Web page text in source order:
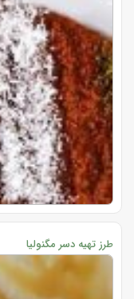
طرز تهیه دسر مگنولیا